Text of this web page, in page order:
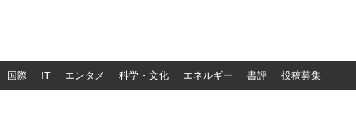
国際 IT エンタメ 科学・文化 エネルギー 書評 投稿募集